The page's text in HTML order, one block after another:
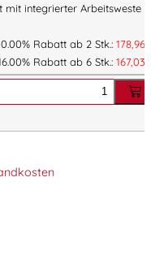
(Rücken) + 2
Taschen für
können bei
Passform für
Anlegen und Anpassen
integrierter Arbeitsweste -
Rabatt ab 2 Stk.: 178,96
Rabatt ab 6 Stk.: 167,03